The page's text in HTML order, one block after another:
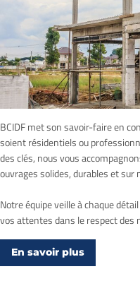
BCIDF met son savoir-faire en
soient résidentiels ou
des clés, nous vous
ouvrages solides, durables et sur
Notre équipe veille à chaque
vos attentes dans le respect des
En savoir plus